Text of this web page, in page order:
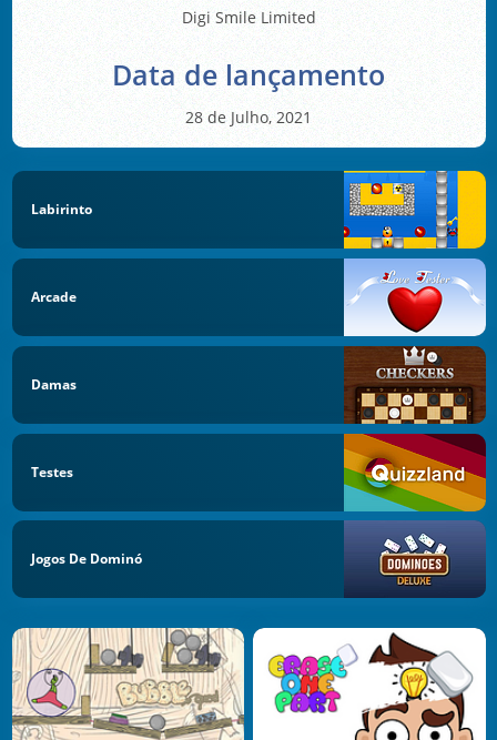
Digi Smile Limited
Data de lançamento
28 de Julho, 2021
Labirinto
Arcade
Damas
Testes
Jogos De Dominó